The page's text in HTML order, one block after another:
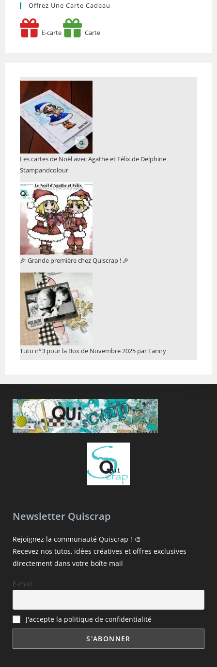
Offrez Une Carte Cadeau
E-carte Carte
Les cartes de Noël avec Agathe et Félix de Delphine
Stampandcolour
🎉 Grande première chez Quiscrap ! 🎉
Tuto n°3 pour la Box de Novembre 2025 par Fanny
Newsletter Quiscrap
Rejoignez la communauté Quiscrap ! 🎨
Recevez nos tutos, idées créatives et offres exclusives
directement dans votre boîte mail
E-mail
J'accepte la politique de confidentialité